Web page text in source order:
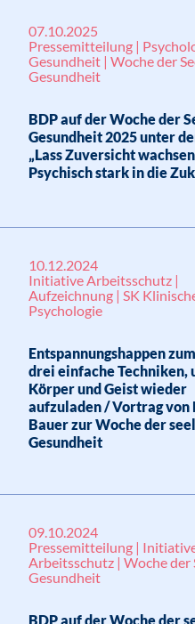
07.10.2025
Pressemitteilung |
Gesundheit | Woche der
Gesundheit
BDP auf der Woche der
Gesundheit 2025 unter
„Lass Zuversicht
Psychisch stark in die
10.12.2024
Initiative Arbeitsschutz |
Aufzeichnung | SK
Psychologie
Entspannungshappen
drei einfache Techniken,
Körper und Geist wieder
aufzuladen / Vortrag von
Bauer zur Woche der
Gesundheit
09.10.2024
Pressemitteilung |
Arbeitsschutz | Woche der
Gesundheit
BDP auf der Woche der